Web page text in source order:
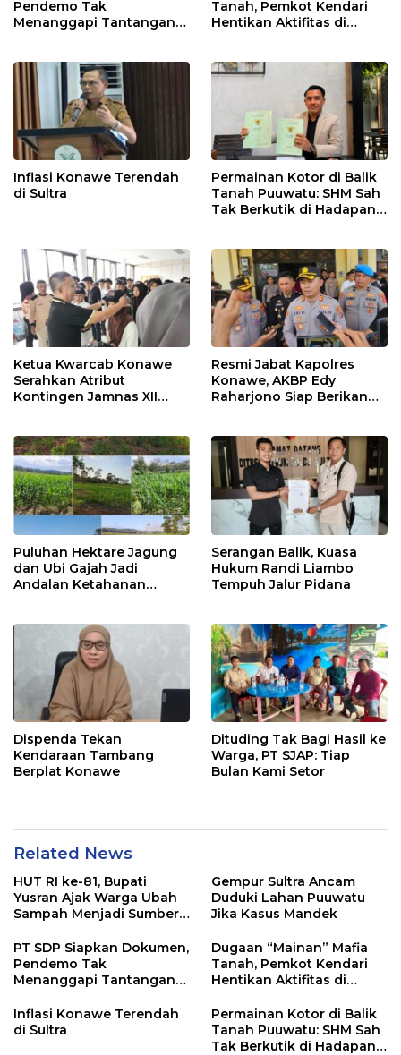
Pendemo Tak
Menanggapi Tantangan
Tanah, Pemkot Kendari
Hentikan Aktifitas di
Inflasi Konawe Terendah
di Sultra
Permainan Kotor di Balik
Tanah Puuwatu: SHM Sah
Tak Berkutik di Hadapan
Ketua Kwarcab Konawe
Serahkan Atribut
Kontingen Jamnas XII
Resmi Jabat Kapolres
Konawe, AKBP Edy
Raharjono Siap Berikan
Puluhan Hektare Jagung
dan Ubi Gajah Jadi
Andalan Ketahanan
Serangan Balik, Kuasa
Hukum Randi Liambo
Tempuh Jalur Pidana
Dispenda Tekan
Kendaraan Tambang
Berplat Konawe
Dituding Tak Bagi Hasil ke
Warga, PT SJAP: Tiap
Bulan Kami Setor
Related News
HUT RI ke-81, Bupati
Yusran Ajak Warga Ubah
Sampah Menjadi Sumber
Gempur Sultra Ancam
Duduki Lahan Puuwatu
Jika Kasus Mandek
PT SDP Siapkan Dokumen,
Pendemo Tak
Menanggapi Tantangan
Dugaan “Mainan” Mafia
Tanah, Pemkot Kendari
Hentikan Aktifitas di
Inflasi Konawe Terendah
di Sultra
Permainan Kotor di Balik
Tanah Puuwatu: SHM Sah
Tak Berkutik di Hadapan